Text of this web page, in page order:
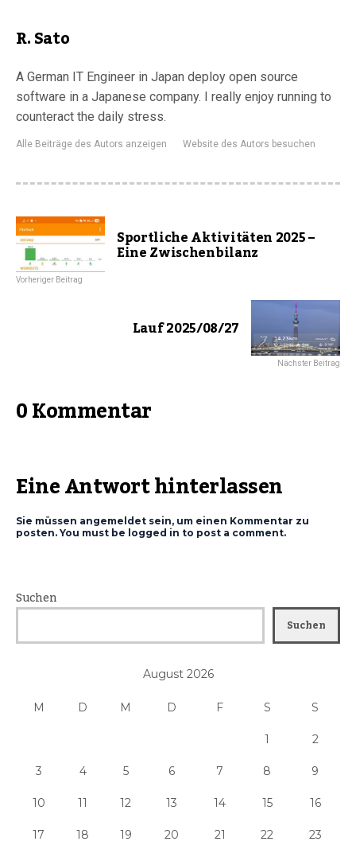
R. Sato
A German IT Engineer in Japan deploy open source
software in a Japanese company. I really enjoy running to
counteract the daily stress.
Alle Beiträge des Autors anzeigen Website des Autors besuchen
Sportliche Aktivitäten 2025 –
Eine Zwischenbilanz
Vorheriger Beitrag
Lauf 2025/08/27
Nächster Beitrag
0 Kommentar
Eine Antwort hinterlassen
Sie müssen angemeldet sein, um einen Kommentar zu
posten. You must be logged in to post a comment.
Suchen
Suchen
August 2026
M D M D F S S
1 2
3 4 5 6 7 8 9
10 11 12 13 14 15 16
17 18 19 20 21 22 23